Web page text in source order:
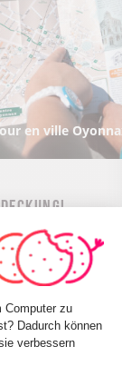
en ville
auf
die Stadt
voller
die
bemalten
Computer zu
Dadurch können
verbessern